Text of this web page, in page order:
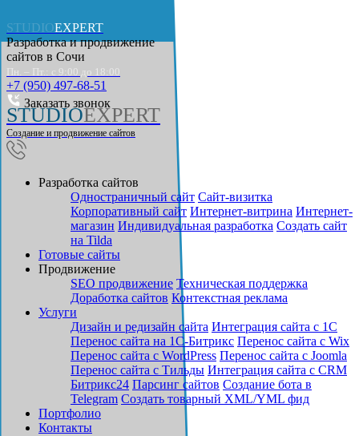
STUDIOEXPERT
Разработка и продвижение
сайтов в Сочи
Пн. – Пт.: с 9:00 до 18:00
+7 (950) 497-68-51
Заказать звонок
STUDIOEXPERT
Создание и продвижение сайтов
Разработка сайтов
Одностраничный сайт Cайт-визитка
Корпоративный сайт Интернет-витрина Интернет-
магазин Индивидуальная разработка Создать сайт
на Tilda
Готовые сайты
Продвижение
SEO продвижение Техническая поддержка
Доработка сайтов Контекстная реклама
Услуги
Дизайн и редизайн сайта Интеграция сайта с 1С
Перенос сайта на 1С-Битрикс Перенос сайта с Wix
Перенос сайта с WordPress Перенос сайта с Joomla
Перенос сайта с Тильды Интеграция сайта с CRM
Битрикс24 Парсинг сайтов Создание бота в
Telegram Создать товарный XML/YML фид
Портфолио
Контакты